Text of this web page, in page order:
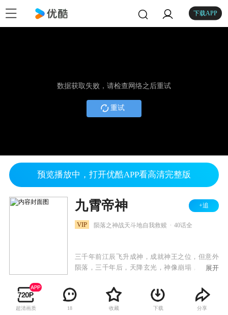
下载APP
数据获取失败，请检查网络之后重试
重试
预览播放中，打开优酷APP看高清完整版
九霄帝神 +追
VIP 陨落之神战天斗地自我救赎 40话全
三千年前江辰飞升成神，成就神王之位，但意外
陨落，三千年后，天降玄光，神像崩塌，江辰魂
携众弟子从废墟中奋起，不畏强权，战天斗地，
开始自我救赎，发出霸气的最强音：待我回归九
霄，必以神血开苍天！
展开
超清画质 18 收藏 下载 分享